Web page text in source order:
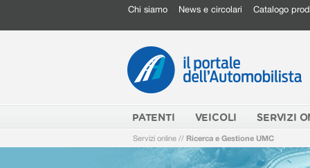
Chi siamo News e circolari Catalogo
PATENTI VEICOLI SERVIZI
Servizi online // Ricerca e Gestione UMC